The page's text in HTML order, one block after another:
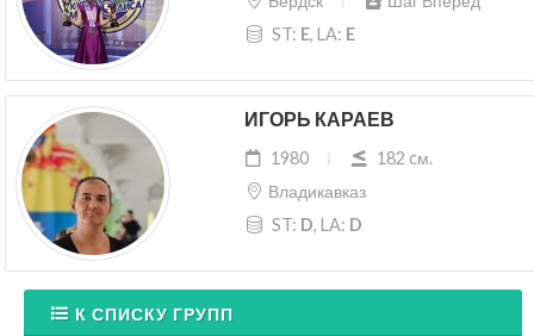
ST: E, LA: E
ИГОРЬ КАРАЕВ
1980
182 cм.
Владикавказ
ST: D, LA: D
К СПИСКУ ГРУПП